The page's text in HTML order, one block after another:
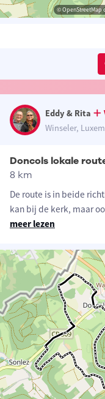
© OpenStreetMap
Eddy & Rita
Winseler,
Doncols lokale
8 km
De route is in beide
kan bij de kerk, maar
meer lezen